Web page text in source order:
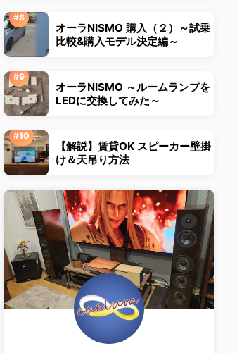
オーラNISMO 購入（２）～試乗
比較&購入モデル決定編～
オーラNISMO ～ルームランプを
LEDに交換してみた～
【解説】賃貸OK スピーカー壁掛
け＆天吊り方法